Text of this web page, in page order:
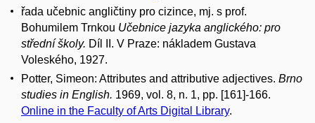
řada učebnic angličtiny pro cizince, mj. s prof.
Bohumilem Trnkou Učebnice jazyka anglického: pro
střední školy. Díl II. V Praze: nákladem Gustava
Voleského, 1927.
Potter, Simeon: Attributes and attributive adjectives. Brno
studies in English. 1969, vol. 8, n. 1, pp. [161]-166.
Online in the Faculty of Arts Digital Library.